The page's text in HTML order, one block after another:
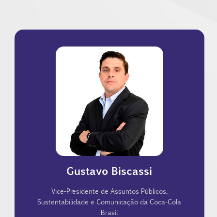
Gustavo Biscassi
Vice-Presidente de Assuntos Públicos,
Sustentabilidade e Comunicação da Coca-Cola
Brasil
Diretor Senior de Assuntos Públicos, Comunicação
e Sustentabilidade na The Coca-Cola Company.
Possui uma vasta experiência em Public Affairs e
Comunicação, tanto no setor de bens de consumo
quanto no de mineração. Mais recentemente,
atuou como Diretor Global de Assuntos
Institucionais e Governamentais da Vale. Antes
disso, ele ocupou cargos sênior na Ambev/AB-
InBev. Formado em Direito pela Universidade
Metodista, tem MBA em Finanças e Contabilidade
pela Saint Paul School of Business e LLM do
Georgetown University Law Center em
Washington, DC.